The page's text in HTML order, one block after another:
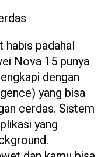
habis padahal
Nova 15 punya
dengan
yang bisa
cerdas. Sistem
yang